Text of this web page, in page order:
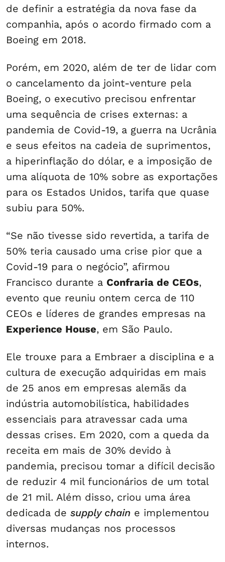
de definir a estratégia da nova fase da
companhia, após o acordo firmado com a
Boeing em 2018.
Porém, em 2020, além de ter de lidar com
o cancelamento da joint-venture pela
Boeing, o executivo precisou enfrentar
uma sequência de crises externas: a
pandemia de Covid-19, a guerra na Ucrânia
e seus efeitos na cadeia de suprimentos,
a hiperinflação do dólar, e a imposição de
uma alíquota de 10% sobre as exportações
para os Estados Unidos, tarifa que quase
subiu para 50%.
“Se não tivesse sido revertida, a tarifa de
50% teria causado uma crise pior que a
Covid-19 para o negócio”, afirmou
Francisco durante a Confraria de CEOs,
evento que reuniu ontem cerca de 110
CEOs e líderes de grandes empresas na
Experience House, em São Paulo.
Ele trouxe para a Embraer a disciplina e a
cultura de execução adquiridas em mais
de 25 anos em empresas alemãs da
indústria automobilística, habilidades
essenciais para atravessar cada uma
dessas crises. Em 2020, com a queda da
receita em mais de 30% devido à
pandemia, precisou tomar a difícil decisão
de reduzir 4 mil funcionários de um total
de 21 mil. Além disso, criou uma área
dedicada de supply chain e implementou
diversas mudanças nos processos
internos.